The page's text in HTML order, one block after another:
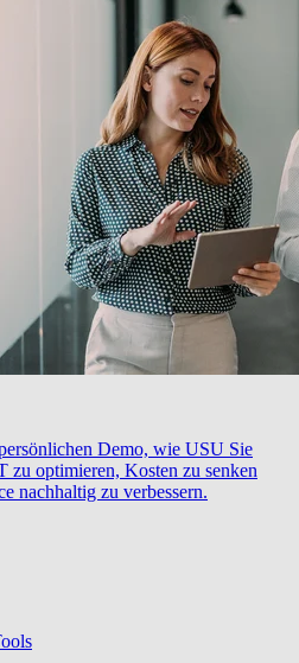
Demo, wie USU Sie
zu optimieren, Kosten zu senken
nachhaltig zu verbessern.